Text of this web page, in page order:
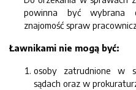
powinna być wybrana
znajomość spraw
Ławnikami nie mogą być:
osoby zatrudnione w
sądach oraz w